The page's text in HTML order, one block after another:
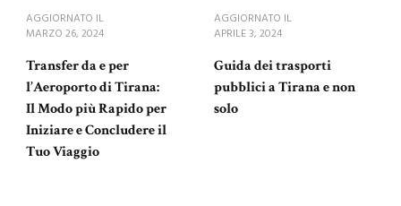
AGGIORNATO IL
MARZO 26, 2024
Transfer da e per
l’Aeroporto di Tirana:
Il Modo più Rapido per
Iniziare e Concludere il
Tuo Viaggio
AGGIORNATO IL
APRILE 3, 2024
Guida dei trasporti
pubblici a Tirana e non
solo